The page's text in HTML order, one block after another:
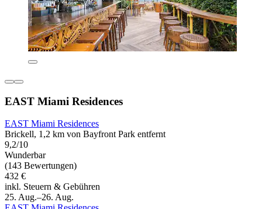
EAST Miami Residences
EAST Miami Residences
Brickell, 1,2 km von Bayfront Park entfernt
9,2/10
Wunderbar
(143 Bewertungen)
432 €
inkl. Steuern & Gebühren
25. Aug.–26. Aug.